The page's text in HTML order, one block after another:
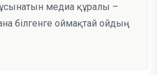
медиа құралы –
білгенге оймақтай ойдың